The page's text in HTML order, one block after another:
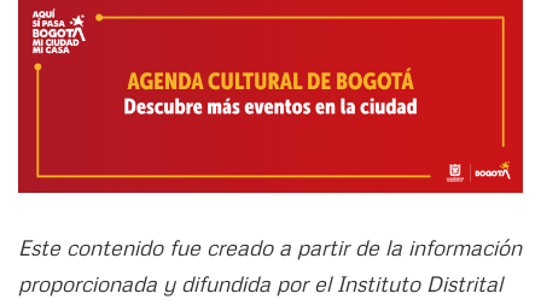
Este contenido fue creado a partir de la información
proporcionada y difundida por el Instituto Distrital